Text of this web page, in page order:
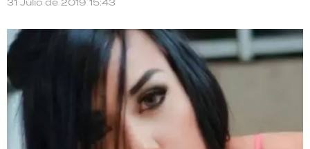
31 Julio de 2019 15:43
TECNOLOGÍA
RECETAS
PALABRAS
HORÓSCOPO